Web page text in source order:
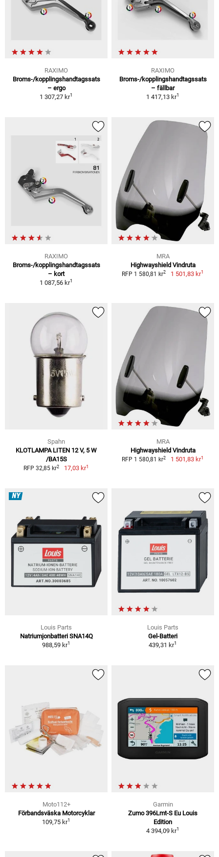
RAXIMO
Broms-/kopplingshandtagssats
– ergo
1 307,27 kr1
RAXIMO
Broms-/kopplingshandtagssats
– fällbar
1 417,13 kr1
RAXIMO
Broms-/kopplingshandtagssats
– kort
1 087,56 kr1
MRA
Highwayshield Vindruta
RFP 1 580,81 kr2 1 501,83 kr1
Spahn
KLOTLAMPA LITEN 12 V, 5 W
/BA15S
RFP 32,85 kr2 17,03 kr1
MRA
Highwayshield Vindruta
RFP 1 580,81 kr2 1 501,83 kr1
NY
Louis Parts
Natriumjonbatteri SNA14Q
988,59 kr1
Louis Parts
Gel-Batteri
439,31 kr1
Moto112+
Förbandsväska Motorcyklar
109,75 kr1
Garmin
Zumo 396Lmt-S Eu Louis
Edition
4 394,09 kr1